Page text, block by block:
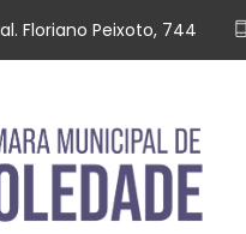
Floriano Peixoto, 744